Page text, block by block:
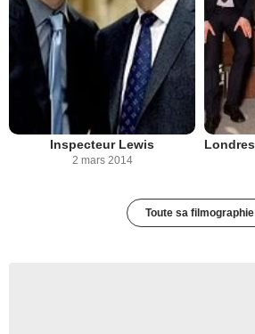
Inspecteur Lewis
2 mars 2014
Toute sa filmographie